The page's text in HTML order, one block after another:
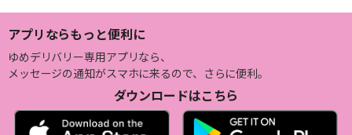
アプリならもっと便利に
ゆめデリバリー専用アプリなら、
メッセージの通知がスマホに来るので、さらに便利。
ダウンロードはこちら